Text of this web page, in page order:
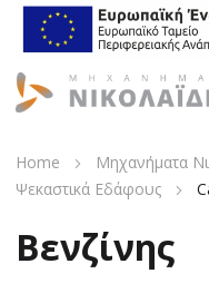
Home Μηχανήματα
Ψεκαστικά Εδάφους
Βενζίνης